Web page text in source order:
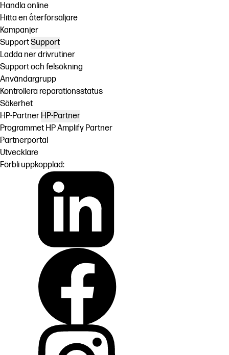
Handla online
Hitta en återförsäljare
Kampanjer
SupportSupport
Ladda ner drivrutiner
Support och felsökning
Användargrupp
Kontrollera reparationsstatus
Säkerhet
HP-Partner HP-Partner
Programmet HP Amplify Partner
Partnerportal
Utvecklare
Förbli uppkopplad: